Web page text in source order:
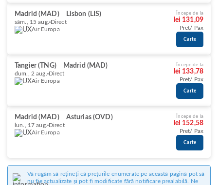
Madrid (MAD) Lisbon (LIS)
sâm., 15 aug. Direct
Air Europa
Începe de la
lei 131,09
Preț/ Pax
Carte
Tangier (TNG) Madrid (MAD)
dum., 2 aug. Direct
Air Europa
Începe de la
lei 133,78
Preț/ Pax
Carte
Madrid (MAD) Asturias (OVD)
lun., 17 aug. Direct
Air Europa
Începe de la
lei 152,58
Preț/ Pax
Carte
Vă rugăm să rețineți că prețurile enumerate pe această pagină pot să
nu fie actualizate și pot fi modificate fără notificare prealabilă. Ne